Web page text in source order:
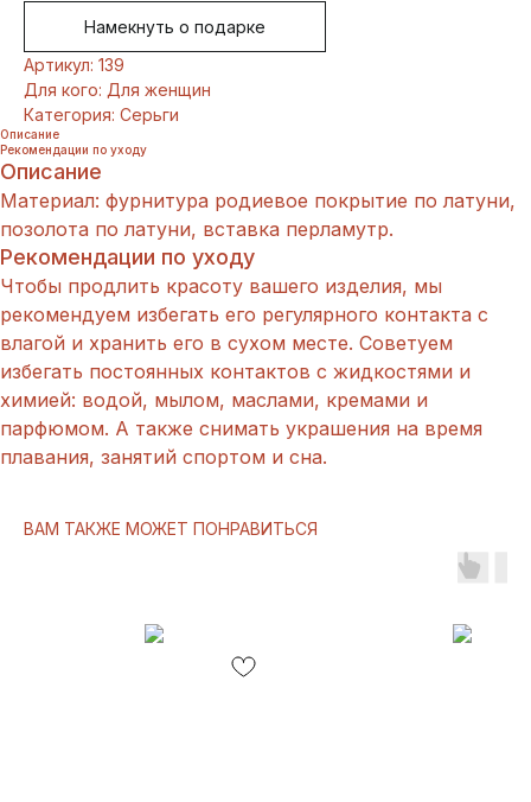
Намекнуть о подарке
Артикул: 139
Для кого: Для женщин
Категория: Серьги
Описание
Рекомендации по уходу
Описание
Материал: фурнитура родиевое покрытие по латуни,
позолота по латуни, вставка перламутр.
Рекомендации по уходу
Чтобы продлить красоту вашего изделия, мы
рекомендуем избегать его регулярного контакта с
влагой и хранить его в сухом месте. Советуем
избегать постоянных контактов с жидкостями и
химией: водой, мылом, маслами, кремами и
парфюмом. А также снимать украшения на время
плавания, занятий спортом и сна.
ВАМ ТАКЖЕ МОЖЕТ ПОНРАВИТЬСЯ